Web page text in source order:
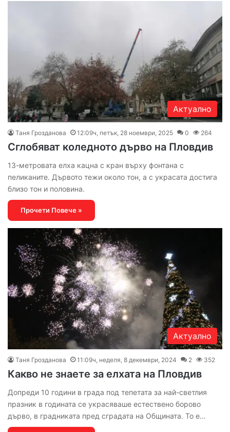
Актуално
Таня Грозданова 12:09ч, петък, 28 ноември, 2025 0 264
Сглобяват коледното дърво на Пловдив
13-метровата елха кацна с кран върху фонтана с
пеликаните. Дървото тежи около тон, а с украсата достига
близо тон и половина.
Прочети Повече »
Актуално
Таня Грозданова 11:09ч, неделя, 8 декември, 2024 2 352
Какво не знаете за елхата на Пловдив
Допреди 10 години в града под тепетата за най-светлия
празник в годината се украсяваше естествено борово
дърво, в градниката пред сградата на Общината. То е…